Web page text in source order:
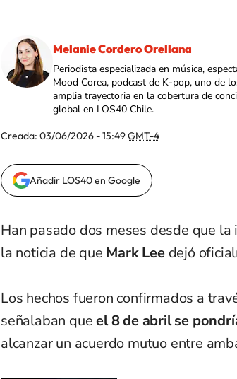
Melanie Cordero Orellana
Periodista especializada en música,
Mood Corea, podcast de K-pop, uno de
amplia trayectoria en la cobertura de
global en LOS40 Chile.
Creada: 03/06/2026 - 15:49GMT-4
Añadir LOS40 en Google
Han pasado dos meses desde que
la noticia de que Mark Lee dejó
Los hechos fueron confirmados a
señalaban queel 8 de abril se
alcanzar un acuerdo mutuo entre